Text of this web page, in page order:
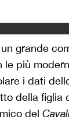
grande
più
i dati
della figlia
del